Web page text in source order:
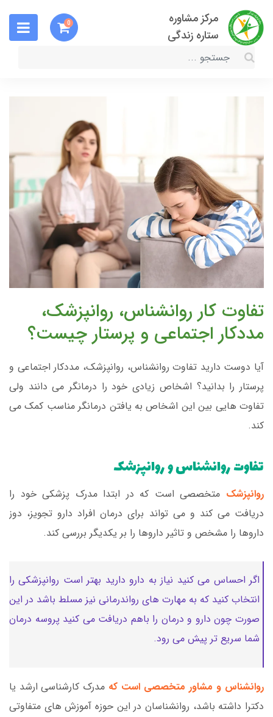
مرکز مشاوره
ستاره زندگی
0
تفاوت کار روانشناس، روانپزشک،
مددکار اجتماعی و پرستار چیست؟
آیا دوست دارید تفاوت روانشناس، روانپزشک، مددکار اجتماعی و
پرستار را بدانید؟ اشخاص زیادی خود را درمانگر می دانند ولی
تفاوت هایی بین این اشخاص به یافتن درمانگر مناسب کمک می
کند.
تفاوت روانشناس و روانپزشک
روانپزشک متخصصی است که در ابتدا مدرک پزشکی خود را
دریافت می کند و می تواند برای درمان افراد دارو تجویز، دوز
داروها را مشخص و تاثیر داروها را بر یکدیگر بررسی کند.
اگر احساس می کنید نیاز به دارو دارید بهتر است روانپزشکی را
انتخاب کنید که به مهارت های رواندرمانی نیز مسلط باشد در این
صورت چون دارو و درمان را باهم دریافت می کنید پروسه درمان
شما سریع تر پیش می رود.
روانشناس و مشاور متخصصی است که مدرک کارشناسی ارشد یا
دکترا داشته باشد، روانشناسان در این حوزه آموزش های متفاوتی